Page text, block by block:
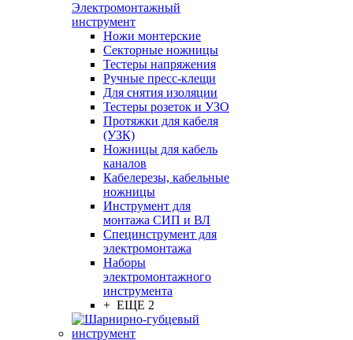
Электромонтажный
инструмент
Ножи монтерские
Секторные ножницы
Тестеры напряжения
Ручные пресс-клещи
Для снятия изоляции
Тестеры розеток и УЗО
Протяжки для кабеля
(УЗК)
Ножницы для кабель
каналов
Кабелерезы, кабельные
ножницы
Инструмент для
монтажа СИП и ВЛ
Специнструмент для
электромонтажа
Наборы
электромонтажного
инструмента
+ ЕЩЕ 2